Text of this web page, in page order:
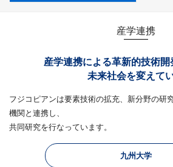
産学連携
産学連携による革新的技術開
未来社会を変えて
フジコピアンは要素技術の拡充、新分野の研
機関と連携し、
共同研究を行なっています。
九州大学